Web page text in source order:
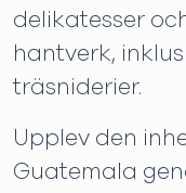
delikatesser
hantverk,
träsniderier.
Upplev den
Guatemala